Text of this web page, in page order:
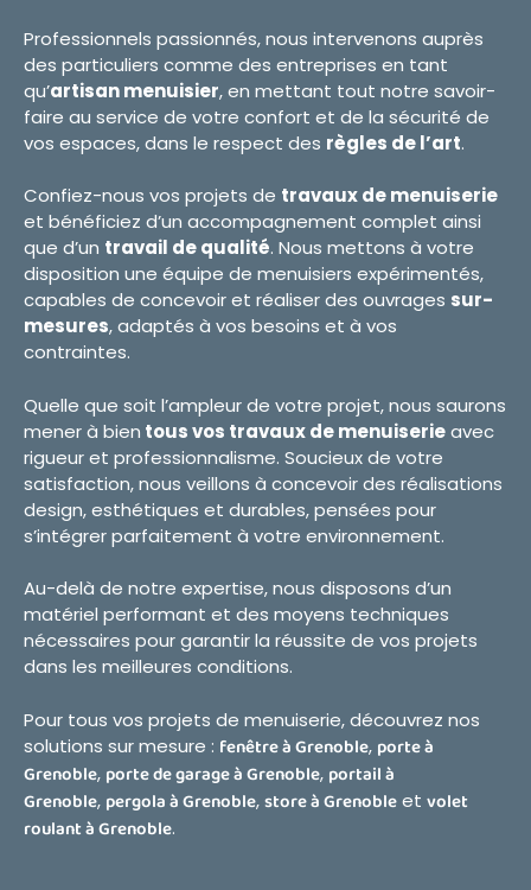
Professionnels passionnés, nous intervenons auprès
des particuliers comme des entreprises en tant
qu’artisan menuisier, en mettant tout notre savoir-
faire au service de votre confort et de la sécurité de
vos espaces, dans le respect des règles de l’art.
Confiez-nous vos projets de travaux de menuiserie
et bénéficiez d’un accompagnement complet ainsi
que d’un travail de qualité. Nous mettons à votre
disposition une équipe de menuisiers expérimentés,
capables de concevoir et réaliser des ouvrages sur-
mesures, adaptés à vos besoins et à vos
contraintes.
Quelle que soit l’ampleur de votre projet, nous saurons
mener à bien tous vos travaux de menuiserieavec
rigueur et professionnalisme. Soucieux de votre
satisfaction, nous veillons à concevoir des réalisations
design, esthétiques et durables, pensées pour
s’intégrer parfaitement à votre environnement.
Au-delà de notre expertise, nous disposons d’un
matériel performant et des moyens techniques
nécessaires pour garantir la réussite de vos projets
dans les meilleures conditions.
Pour tous vos projets de menuiserie, découvrez nos
solutions sur mesure : fenêtre à Grenoble, porte à
Grenoble, porte de garage à Grenoble, portail à
Grenoble, pergola à Grenoble,store à Grenobleet volet
roulant à Grenoble.